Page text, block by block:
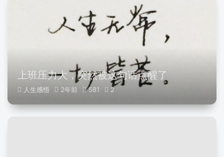
上班压力大，突然被这句话点醒了
人生感悟 2年前 581 2